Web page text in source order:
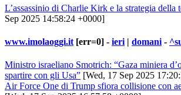
L’assassinio di Charlie Kirk e la strategia della
Sep 2025 14:58:24 +0000]
www.imolaoggi.it [err=0] - ieri | domani -
Ministro israeliano Smotrich: “Gaza miniera
spartire con gli Usa” [Wed, 17 Sep 2025
Air Force One di Trump sfiora collisione con